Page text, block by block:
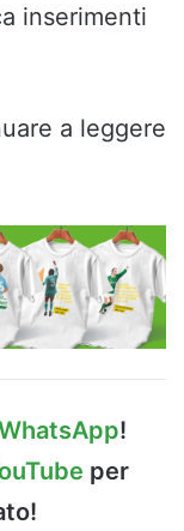
inserimenti
a leggere
!
per